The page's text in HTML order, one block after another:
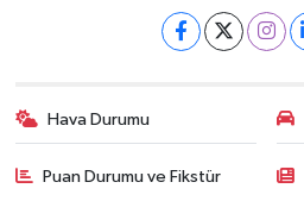
Hava Durumu
Puan Durumu ve Fikstür